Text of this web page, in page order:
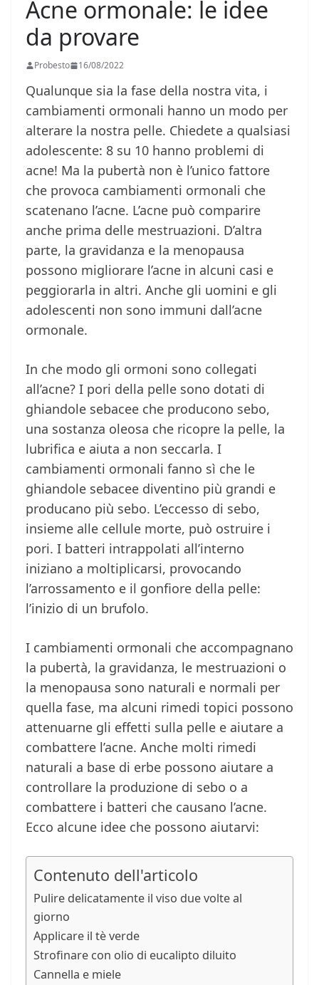
Acne ormonale: le idee
da provare
Probesto 16/08/2022
Qualunque sia la fase della nostra vita, i
cambiamenti ormonali hanno un modo per
alterare la nostra pelle. Chiedete a qualsiasi
adolescente: 8 su 10 hanno problemi di
acne! Ma la pubertà non è l’unico fattore
che provoca cambiamenti ormonali che
scatenano l’acne. L’acne può comparire
anche prima delle mestruazioni. D’altra
parte, la gravidanza e la menopausa
possono migliorare l’acne in alcuni casi e
peggiorarla in altri. Anche gli uomini e gli
adolescenti non sono immuni dall’acne
ormonale.
In che modo gli ormoni sono collegati
all’acne? I pori della pelle sono dotati di
ghiandole sebacee che producono sebo,
una sostanza oleosa che ricopre la pelle, la
lubrifica e aiuta a non seccarla. I
cambiamenti ormonali fanno sì che le
ghiandole sebacee diventino più grandi e
producano più sebo. L’eccesso di sebo,
insieme alle cellule morte, può ostruire i
pori. I batteri intrappolati all’interno
iniziano a moltiplicarsi, provocando
l’arrossamento e il gonfiore della pelle:
l’inizio di un brufolo.
I cambiamenti ormonali che accompagnano
la pubertà, la gravidanza, le mestruazioni o
la menopausa sono naturali e normali per
quella fase, ma alcuni rimedi topici possono
attenuarne gli effetti sulla pelle e aiutare a
combattere l’acne. Anche molti rimedi
naturali a base di erbe possono aiutare a
controllare la produzione di sebo o a
combattere i batteri che causano l’acne.
Ecco alcune idee che possono aiutarvi:
Contenuto dell'articolo
Pulire delicatamente il viso due volte al
giorno
Applicare il tè verde
Strofinare con olio di eucalipto diluito
Cannella e miele